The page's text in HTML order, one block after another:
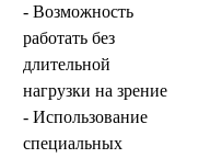
- Возможность
работать без
длительной
нагрузки на зрение
- Использование
специальных